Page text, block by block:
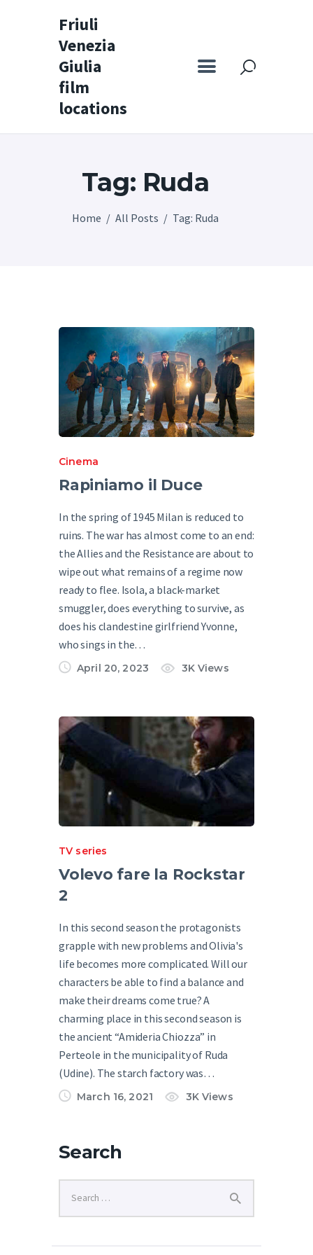
Friuli
Venezia
Giulia
film
locations
Tag: Ruda
Home All Posts Tag: Ruda
Friuli Venezia Giulia film locations
Home
Special itineraries
English
Cinema
Rapiniamo il Duce
In the spring of 1945 Milan is reduced to
ruins. The war has almost come to an end:
the Allies and the Resistance are about to
wipe out what remains of a regime now
ready to flee. Isola, a black-market
smuggler, does everything to survive, as
does his clandestine girlfriend Yvonne,
who sings in the…
April 20, 2023 3K Views
TV series
Volevo fare la Rockstar
2
In this second season the protagonists
grapple with new problems and Olivia's
life becomes more complicated. Will our
characters be able to find a balance and
make their dreams come true? A
charming place in this second season is
the ancient “Amideria Chiozza” in
Perteole in the municipality of Ruda
(Udine). The starch factory was…
March 16, 2021 3K Views
Search